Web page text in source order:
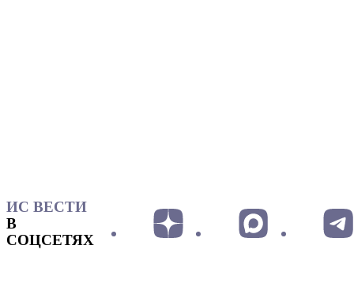
ИС ВЕСТИ
В
СОЦСЕТЯХ